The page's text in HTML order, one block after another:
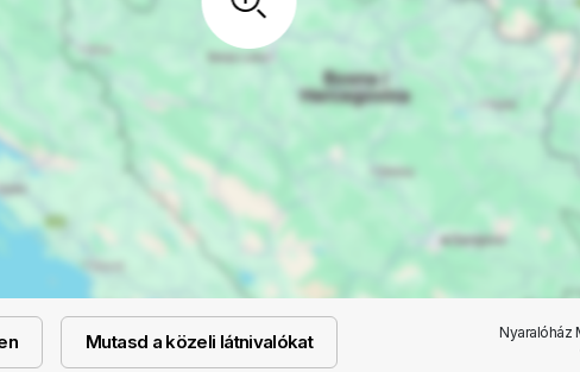
Mutasd a közeli látnivalókat
Nyaralóház